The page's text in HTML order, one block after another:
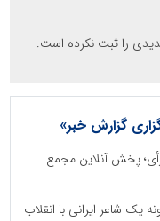
را ثبت نکرده است.
گزارش خبر»
کالبر در بوته رأی؛ پخش آنلاین مجمع
یک شاعر ایرانی با انقلاب